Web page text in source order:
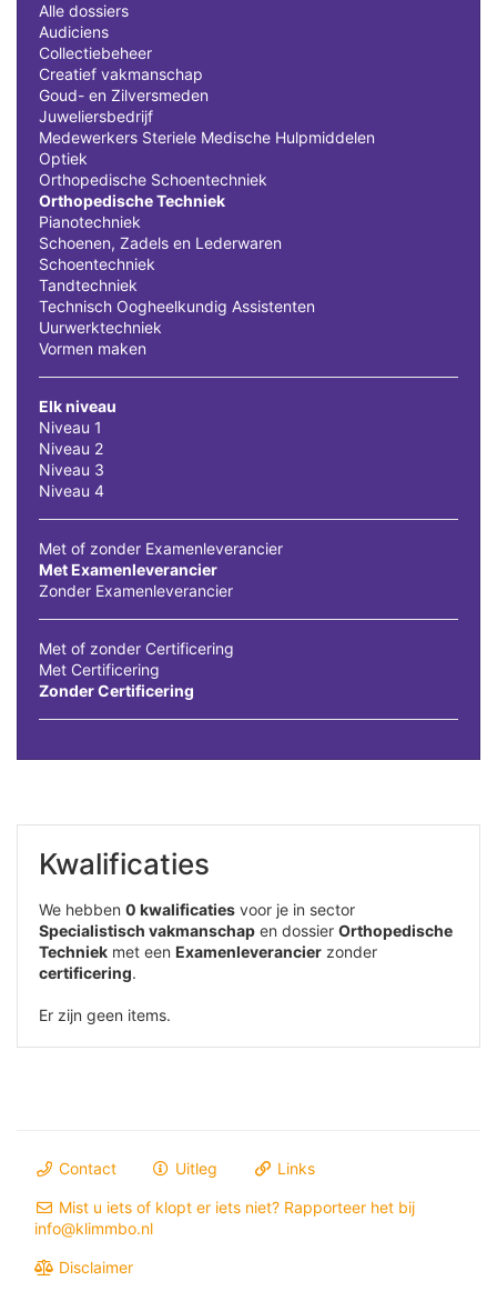
Alle dossiers
Audiciens
Collectiebeheer
Creatief vakmanschap
Goud- en Zilversmeden
Juweliersbedrijf
Medewerkers Steriele Medische Hulpmiddelen
Optiek
Orthopedische Schoentechniek
Orthopedische Techniek
Pianotechniek
Schoenen, Zadels en Lederwaren
Schoentechniek
Tandtechniek
Technisch Oogheelkundig Assistenten
Uurwerktechniek
Vormen maken
Elk niveau
Niveau 1
Niveau 2
Niveau 3
Niveau 4
Met of zonder Examenleverancier
Met Examenleverancier
Zonder Examenleverancier
Met of zonder Certificering
Met Certificering
Zonder Certificering
Kwalificaties
We hebben 0 kwalificaties voor je in sector
Specialistisch vakmanschap en dossier Orthopedische
Techniek met een Examenleverancier zonder
certificering.
Er zijn geen items.
Contact Uitleg Links
Mist u iets of klopt er iets niet? Rapporteer het bij
info@klimmbo.nl
Disclaimer